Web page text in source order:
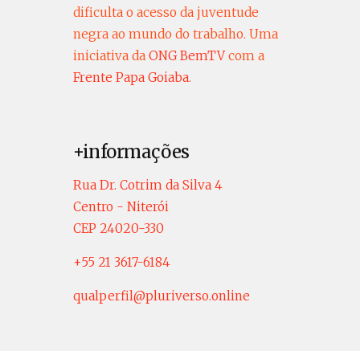
dificulta o acesso da juventude
negra ao mundo do trabalho. Uma
iniciativa da ONG BemTVcom a
Frente Papa Goiaba.
+informações
Rua Dr. Cotrim da Silva 4
Centro - Niterói
CEP 24020-330
+55 21 3617-6184
qualperfil@pluriverso.online